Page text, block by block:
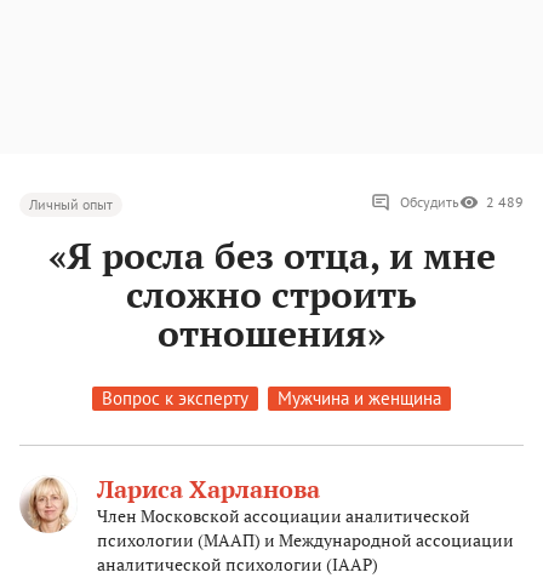
Личный опыт Обсудить 2 489
«Я росла без отца, и мне
сложно строить
отношения»
Вопрос к эксперту Мужчина и женщина
Лариса Харланова
Член Московской ассоциации аналитической
психологии (МААП) и Международной ассоциации
аналитической психологии (IAAP)